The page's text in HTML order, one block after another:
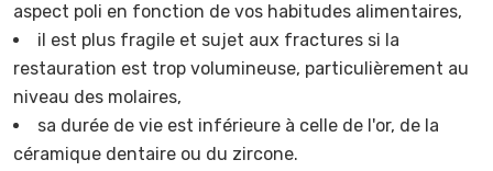
aspect poli en fonction de vos habitudes alimentaires,
il est plus fragile et sujet aux fractures si la
restauration est trop volumineuse, particulièrement au
niveau des molaires,
sa durée de vie est inférieure à celle de l'or, de la
céramique dentaire ou du zircone.